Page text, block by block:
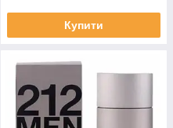
Купити